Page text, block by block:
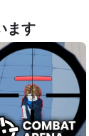
ます